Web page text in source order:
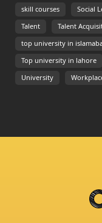
skill courses Social
Talent Talent
top university in
Top university in lahore
University